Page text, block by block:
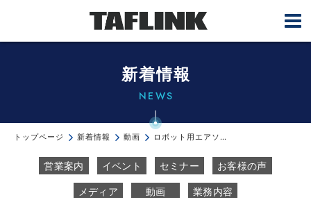
新着情報
NEWS
トップページ 新着情報 動画 ロボット用エアソニック動画(NITTO KOHKI JP Channel)
営業案内 イベント セミナー お客様の声
メディア 動画 業務内容